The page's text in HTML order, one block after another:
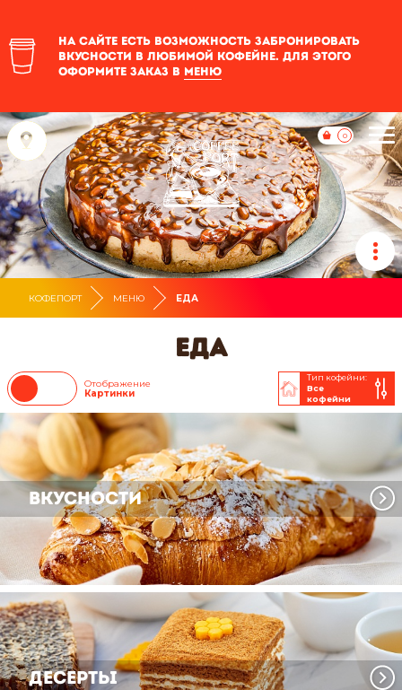
На сайте есть возможность забронировать
вкусности в любимой кофейне. Для этого
оформите заказ в меню
0
КОФЕПОРТ МЕНЮ ЕДА
Еда
Отображение
Картинки
Тип кофейни:
Все
кофейни
Вкусности
Десерты